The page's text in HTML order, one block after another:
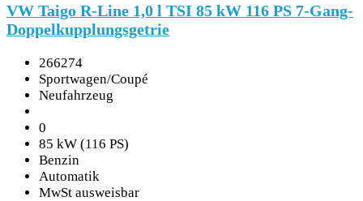
VW Taigo R-Line 1,0 l TSI 85 kW 116 PS 7-Gang-
Doppelkupplungsgetrie
266274
Sportwagen/Coupé
Neufahrzeug
0
85 kW (116 PS)
Benzin
Automatik
MwSt ausweisbar